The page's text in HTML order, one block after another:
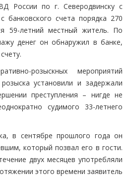
России по г. Северодвинску с
банковского счета порядка 270
59-летний местный житель. По
денег он обнаружил в банке,
розыскных мероприятий
установили и задержали
преступления – нигде не
судимого 33-летнего
в сентябре прошлого года он
который позвал его в гости.
двух месяцев употребляли
этого времени заявитель